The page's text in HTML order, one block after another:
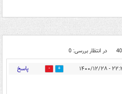
در انتظار بررسی: 0
۱۲/۲۸ 34 پاسخ